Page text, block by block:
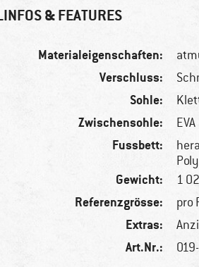
& FEATURES
Materialeigenschaften:
Verschluss:
Sohle:
Zwischensohle: EVA
Fussbett:
Gewicht: 1
Referenzgrösse: pro
Extras:
Art.Nr.: